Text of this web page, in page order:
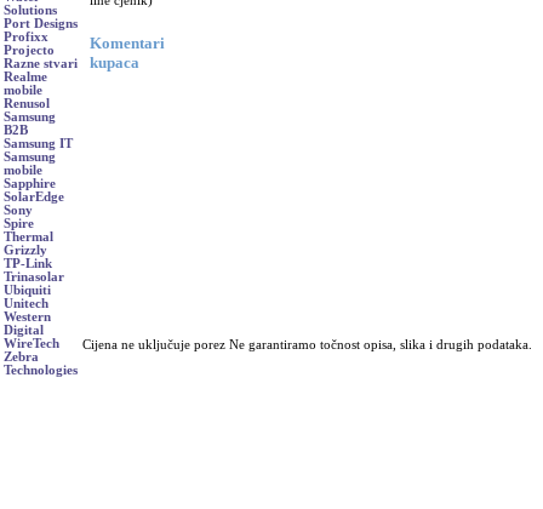
Solutions
Port Designs
Profixx
Projecto
Razne stvari
Realme
mobile
Renusol
Samsung
B2B
Samsung IT
Samsung
mobile
Sapphire
SolarEdge
Sony
Spire
Thermal
Grizzly
TP-Link
Trinasolar
Ubiquiti
Unitech
Western
Digital
WireTech
Zebra
Technologies
Komentari
kupaca
Cijena ne uključuje porez Ne garantiramo točnost opisa, slika i drugih podataka.